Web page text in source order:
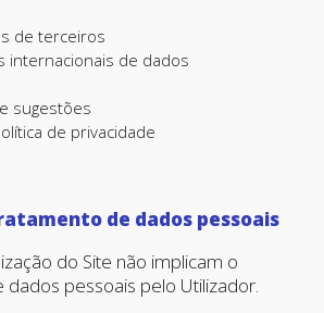
de terceiros
internacionais de dados
sugestões
de privacidade
de dados pessoais
do Site não implicam o
pessoais pelo Utilizador.